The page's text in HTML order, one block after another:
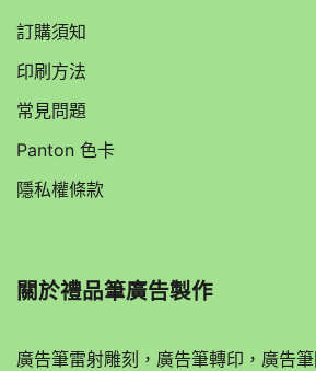
訂購須知
印刷方法
常見問題
Panton 色卡
隱私權條款
關於禮品筆廣告製作
廣告筆雷射雕刻，廣告筆轉印，廣告